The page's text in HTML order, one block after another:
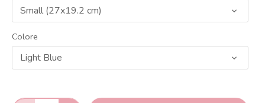
Small (27x19.2 cm)
Colore
Light Blue